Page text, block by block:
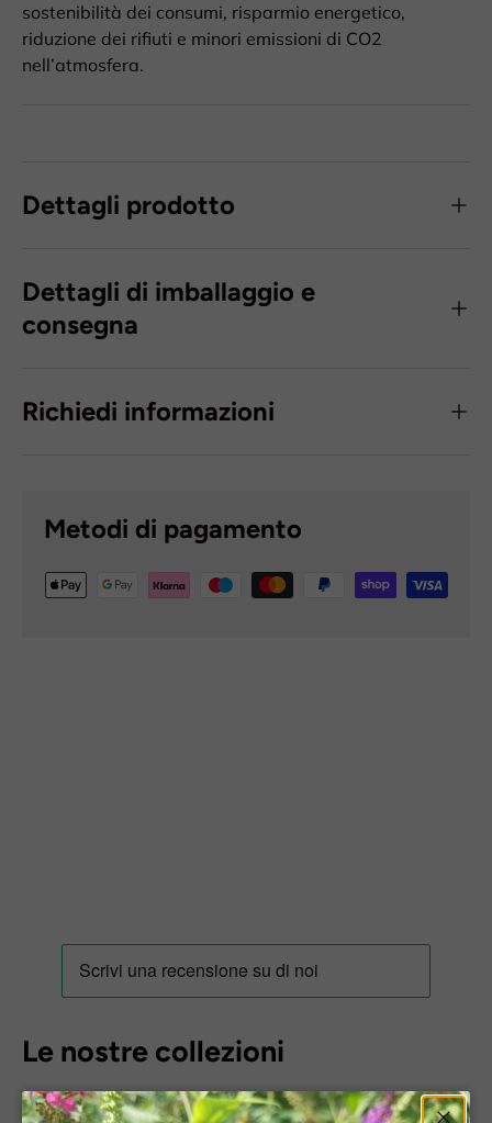
sostenibilità dei consumi, risparmio energetico,
riduzione dei rifiuti e minori emissioni di CO2
nell’atmosfera.
Dettagli prodotto
Dettagli di imballaggio e
consegna
Richiedi informazioni
Metodi di pagamento
Le nostre collezioni